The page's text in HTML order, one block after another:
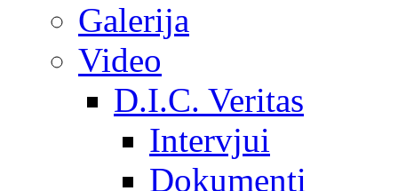
Galerija
Video
D.I.C. Veritas
Intervjui
Dokumenti